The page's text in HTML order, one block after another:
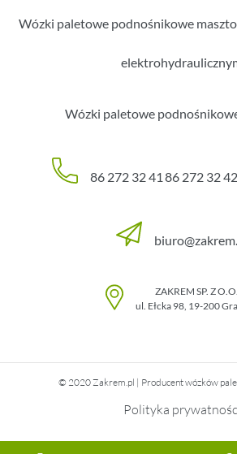
Wózki paletowe podnośnikowe
Wózki paletowe
86 272 32 41 86 272 32 42
ZAKREM SP. Z O.O.
ul. Ełcka 98, 19-200
© 2020 Zakrem.pl | Producent wózków
Polityka